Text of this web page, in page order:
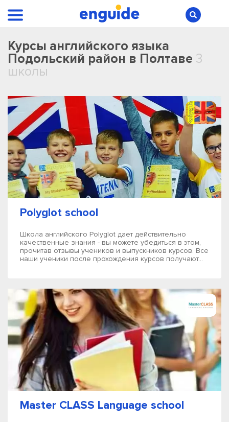
Курсы английского языка
Подольский район в Полтаве 3
школы
Polyglot school
Школа английского Polyglot дает действительно
качественные знания - вы можете убедиться в этом,
прочитав отзывы учеников и выпускников курсов. Все
наши ученики после прохождения курсов получают...
Master CLASS Language school